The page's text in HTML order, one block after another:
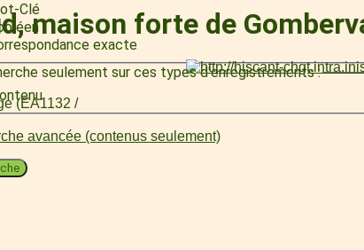
Clé
exacte
seulement sur ces types d'enregistrements :
avancée (contenus seulement)
maison forte de
(EA1132 /